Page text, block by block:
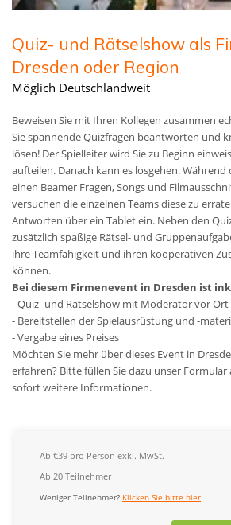
Quiz- und Rätselshow als
Dresden oder Region
Möglich Deutschlandweit
Beweisen Sie mit Ihren Kollegen zusammen
Sie spannende Quizfragen beantworten und
lösen! Der Spielleiter wird Sie zu Beginn
aufteilen. Danach kann es losgehen.
einen Beamer Fragen, Songs und
versuchen die einzelnen Teams diese zu
Antworten über ein Tablet ein. Neben den
zusätzlich spaßige Rätsel- und
ihre Teamfähigkeit und ihren kooperativen
können.
Bei diesem Firmenevent in Dresden ist
- Quiz- und Rätselshow mit Moderator vor Ort
- Bereitstellen der Spielausrüstung und -
- Vergabe eines Preises
Möchten Sie mehr über dieses Event in
erfahren? Bitte füllen Sie dazu unser Formular
sofort weitere Informationen.
Ab €39 pro Person exkl. MwSt.
Ab 20 Teilnehmer
Weniger Teilnehmer? Klicken Sie bitte hier